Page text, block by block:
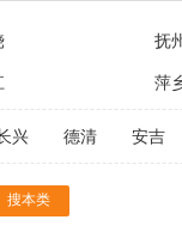
抚
萍
兴 德清 安吉